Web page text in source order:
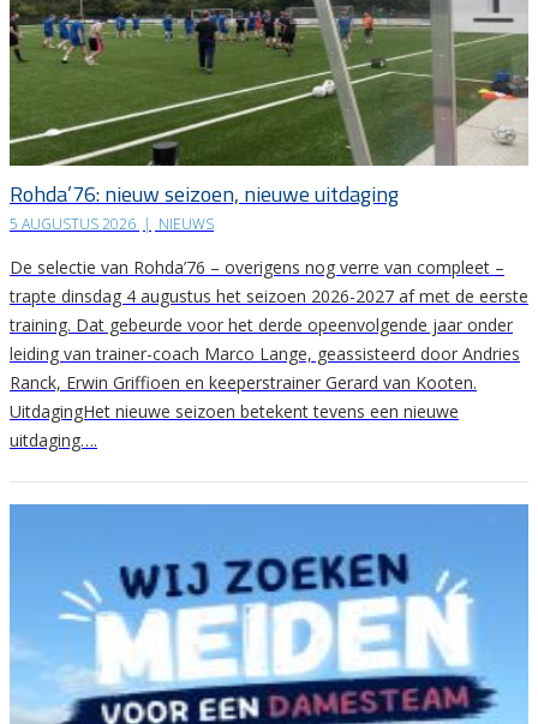
Rohda’76: nieuw seizoen, nieuwe uitdaging
5 AUGUSTUS 2026 | NIEUWS
De selectie van Rohda’76 – overigens nog verre van compleet –
trapte dinsdag 4 augustus het seizoen 2026-2027 af met de eerste
training. Dat gebeurde voor het derde opeenvolgende jaar onder
leiding van trainer-coach Marco Lange, geassisteerd door Andries
Ranck, Erwin Griffioen en keeperstrainer Gerard van Kooten.
UitdagingHet nieuwe seizoen betekent tevens een nieuwe
uitdaging….